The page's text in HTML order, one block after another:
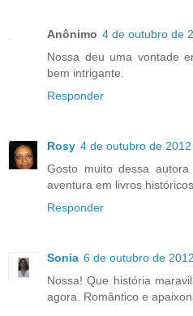
Anônimo 4 de outubro de
Nossa deu uma vontade
bem intrigante.
Responder
Rosy 4 de outubro de
Gosto muito dessa
aventura em livros
Responder
Sonia 6 de outubro de
Nossa! Que história
agora. Romântico e